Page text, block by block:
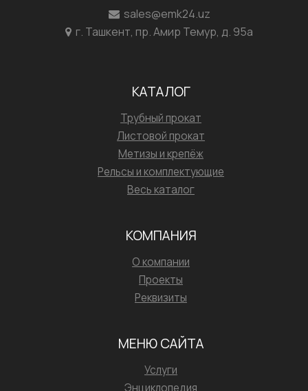
sales@emk24.uz
г. Ташкент, пр. Амир Темур, д. 95а
КАТАЛОГ
Трубный прокат
Листовой прокат
Метизы и крепёж
Рельсы и комплектующие
Весь каталог
КОМПАНИЯ
О компании
Проекты
Реквизиты
МЕНЮ САЙТА
Услуги
Энциклопедия